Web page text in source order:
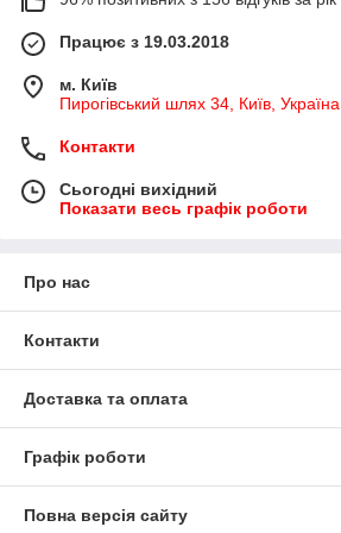
Працює з 19.03.2018
м. Київ
Пирогівський шлях 34, Київ, Україна
Контакти
Сьогодні вихідний
Показати весь графік роботи
Про нас
Контакти
Доставка та оплата
Графік роботи
Повна версія сайту